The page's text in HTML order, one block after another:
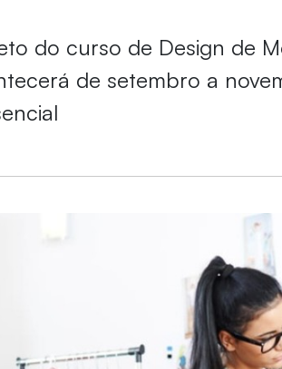
do curso de Design de
de setembro a